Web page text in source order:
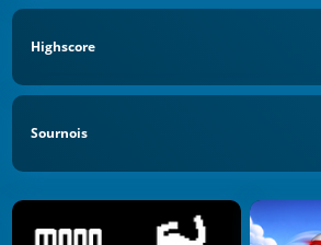
Highscore
Sournois